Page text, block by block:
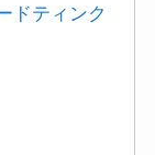
ドティンク